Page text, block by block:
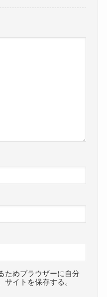
ためブラウザーに自分
サイトを保存する。